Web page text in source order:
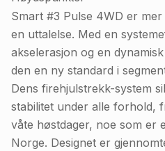
Smart #3 Pulse 4WD er
en uttalelse. Med en
akselerasjon og en
den en ny standard i
Dens firehjulstrekk-system
stabilitet under alle forhold,
våte høstdager, noe som er
Norge. Designet er